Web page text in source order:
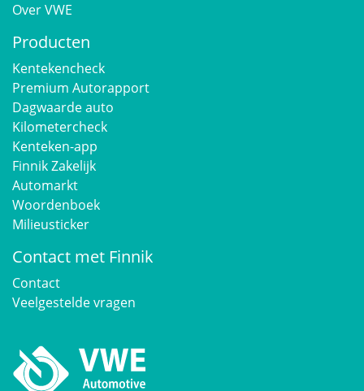
Over VWE
Producten
Kentekencheck
Premium Autorapport
Dagwaarde auto
Kilometercheck
Kenteken-app
Finnik Zakelijk
Automarkt
Woordenboek
Milieusticker
Contact met Finnik
Contact
Veelgestelde vragen